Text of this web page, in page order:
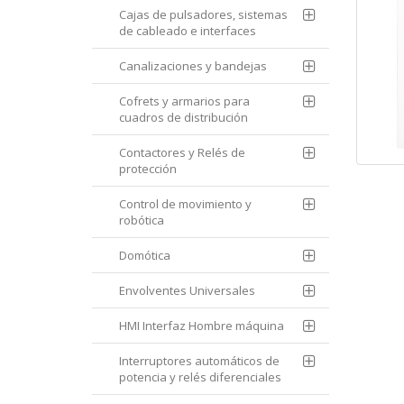
Cajas de pulsadores, sistemas
de cableado e interfaces
Canalizaciones y bandejas
Cofrets y armarios para
cuadros de distribución
Contactores y Relés de
protección
Control de movimiento y
robótica
Domótica
Envolventes Universales
HMI Interfaz Hombre máquina
Interruptores automáticos de
potencia y relés diferenciales